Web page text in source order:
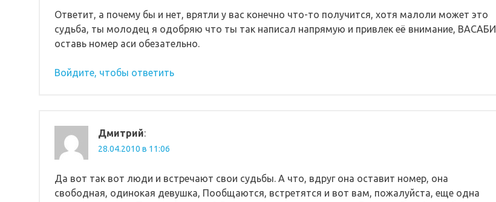
Ответит, а почему бы и нет, врятли у вас конечно что-то получится, хотя малоли может это
судьба, ты молодец я одобряю что ты так написал напрямую и привлек её внимание, ВАСАБИ
оставь номер аси обезательно.
Войдите, чтобы ответить
Дмитрий:
28.04.2010 в 11:06
Да вот так вот люди и встречают свои судьбы. А что, вдруг она оставит номер, она
свободная, одинокая девушка, Пообщаются, встретятся и вот вам, пожалуйста, еще одна